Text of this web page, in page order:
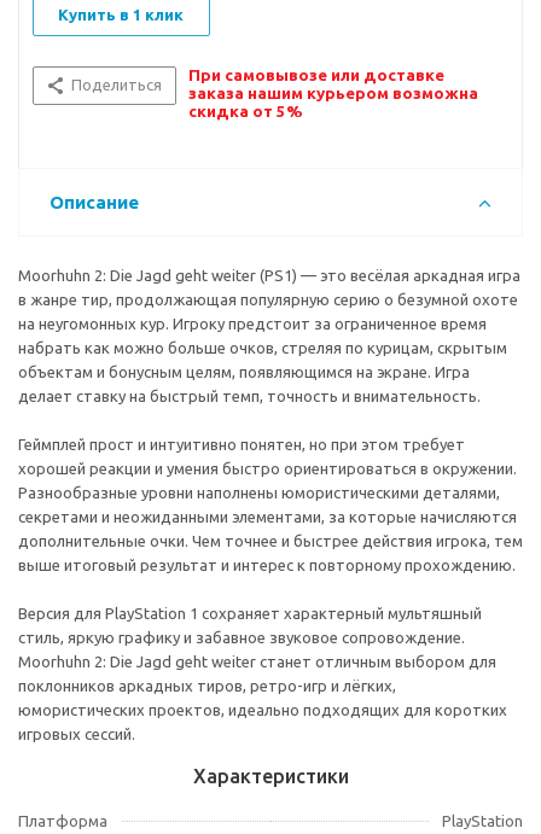
Купить в 1 клик
Поделиться
При самовывозе или доставке
заказа нашим курьером возможна
скидка от 5%
Описание
Moorhuhn 2: Die Jagd geht weiter (PS1) — это весёлая аркадная игра
в жанре тир, продолжающая популярную серию о безумной охоте
на неугомонных кур. Игроку предстоит за ограниченное время
набрать как можно больше очков, стреляя по курицам, скрытым
объектам и бонусным целям, появляющимся на экране. Игра
делает ставку на быстрый темп, точность и внимательность.
Геймплей прост и интуитивно понятен, но при этом требует
хорошей реакции и умения быстро ориентироваться в окружении.
Разнообразные уровни наполнены юмористическими деталями,
секретами и неожиданными элементами, за которые начисляются
дополнительные очки. Чем точнее и быстрее действия игрока, тем
выше итоговый результат и интерес к повторному прохождению.
Версия для PlayStation 1 сохраняет характерный мультяшный
стиль, яркую графику и забавное звуковое сопровождение.
Moorhuhn 2: Die Jagd geht weiter станет отличным выбором для
поклонников аркадных тиров, ретро-игр и лёгких,
юмористических проектов, идеально подходящих для коротких
игровых сессий.
Характеристики
Платформа PlayStation